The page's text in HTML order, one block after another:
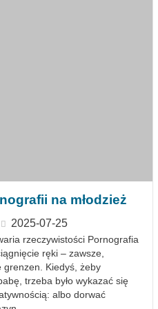
na młodzież
2025-07-25
rzeczywistości Pornografia
ręki – zawsze,
grenzen. Kiedyś, żeby
trzeba było wykazać się
albo dorwać